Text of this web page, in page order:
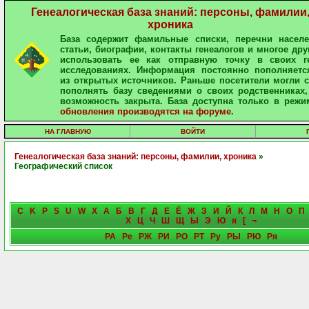
Генеалогическая база знаний: персоны, фамилии,
хроника
База содержит фамильные списки, перечни
статьи, биографии, контакты генеалогов и многое
использовать ее как отправную точку в своих
исследованиях. Информация постоянно
из открытых источников. Раньше посетители могли
пополнять базу сведениями о своих
возможность закрыта. База доступна только в
обновления производятся на форуме.
НА ГЛАВНУЮ ВОЙТИ
Генеалогическая база знаний: персоны, фамилии, хроника »
Географический список
C K P S U W X А Б В Г Д Е Ё Ж З И Й К Л М Н О
П
Х
Ц Ч Ш Щ Ы Э Ю я [
¬
РА
Ре РЖ РИ РО РТ Ру РЫ РЮ Ря